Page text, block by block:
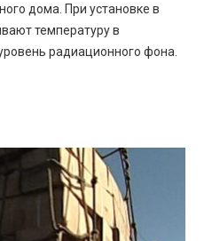
дома. При установке в
температуру в
радиационного фона.